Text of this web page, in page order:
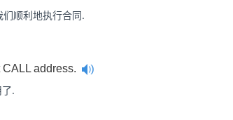
顺利地执行合同.
address.
.